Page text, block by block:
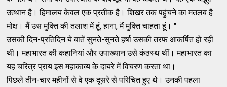
उत्थान है। हिमालय केवल एक प्रतीक है। शिखर तक पहुंचने का मतलब है
मोक्ष। मैं उस मुक्ति की तलाश में हूं, हाना, मैं मुक्ति चाहता हूं। "
उसकी दिन-प्रतिदिन ये बातें सुनते-सुनते हर्षा उसकी तरफ आकर्षित हो रही
थी। महाभारत की कहानियां और उपाख्यान उसे कंठस्थ थीं। महाभारत का
यह चरित्र प्राय इस महाकाव्य के दायरे में विचरण करता था।
पिछले तीन-चार महीनों से वे एक दूसरे से परिचित हुए थे। उनकी पहला